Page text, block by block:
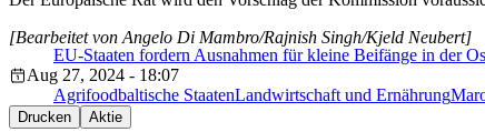
EU-Staaten fordern Ausnahmen für kleine Beifänge in der
[Bearbeitet von Angelo Di Mambro/Rajnish Singh/Kjeld Neubert]
Aug 27, 2024 - 18:07
Agrifoodbaltische StaatenLandwirtschaft und Ernährung
Drucken Aktie